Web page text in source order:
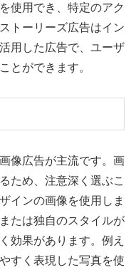
使用でき、特定のアク
トーリーズ広告はイン
用した広告で、ユーザ
とができます。
像広告が主流です。画
ため、注意深く選ぶこ
インの画像を使用しま
たは独自のスタイルが
効果があります。例え
すく表現した写真を使